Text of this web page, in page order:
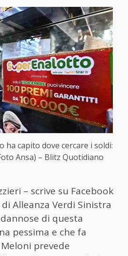
ha capito dove cercare i soldi:
Ansa) – Blitz Quotidiano
– scrive su Facebook
di Alleanza Verdi Sinistra
di questa
pessima e che fa
prevede